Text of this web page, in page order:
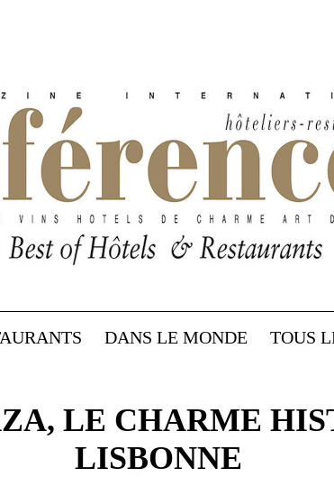
DANS LE MONDE TOUS
LE CHARME
LISBONNE